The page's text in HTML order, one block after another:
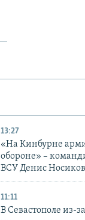
13:27
«На Кинбурне
обороне» –
ВСУ Денис Носиков
11:11
В Севастополе из-